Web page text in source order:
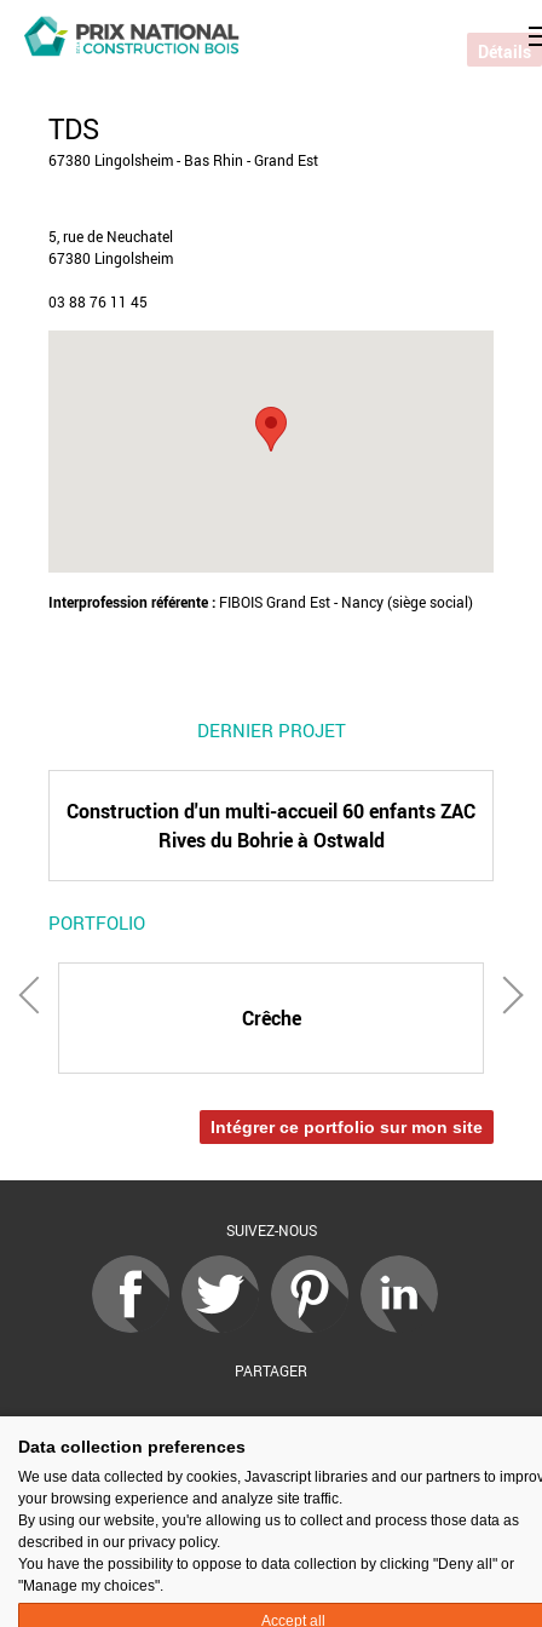
TDS
67380 Lingolsheim - Bas Rhin - Grand Est
5, rue de Neuchatel
67380 Lingolsheim
03 88 76 11 45
Interprofession référente : FIBOIS Grand Est - Nancy (siège social)
DERNIER PROJET
Construction d'un multi-accueil 60 enfants ZAC
Rives du Bohrie à Ostwald
Détails
PORTFOLIO
Crêche
Intégrer ce portfolio sur mon site
SUIVEZ-NOUS
PARTAGER
par : Financé par :
Espace presse Kit de communication
Mentions légales
Newsletter
Gestion des cookies
Data collection preferences
We use data collected by cookies, Javascript libraries and our partners to
your browsing experience and analyze site traffic.
By using our website, you're allowing us to collect and process those data as
described in our privacy policy.
You have the possibility to oppose to data collection by clicking "Deny all" or
"Manage my choices".
Accept all